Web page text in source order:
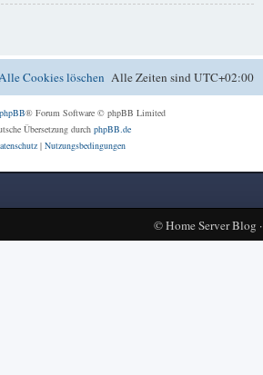
Alle Zeiten sindUTC+02:00
Cookies löschen
phpBB® Forum Software © phpBB Limited
Übersetzung durch phpBB.de
| Nutzungsbedingungen
©Home Server Blog